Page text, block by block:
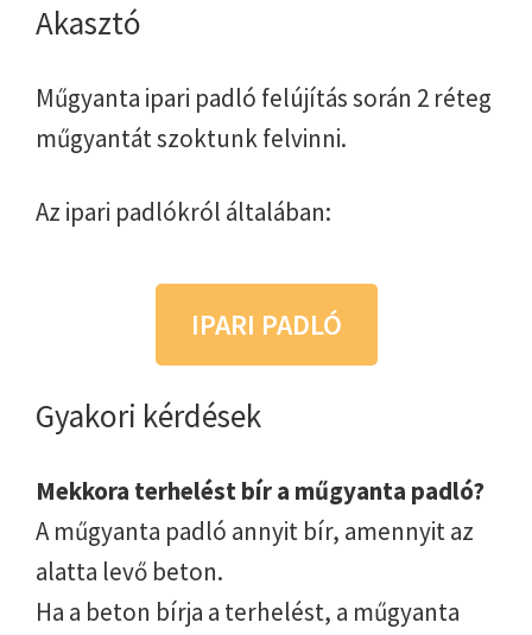
Akasztó
Műgyanta ipari padló felújítás során 2 réteg
műgyantát szoktunk felvinni.
Az ipari padlókról általában:
IPARI PADLÓ
Gyakori kérdések
Mekkora terhelést bír a műgyanta padló?
A műgyanta padló annyit bír, amennyit az
alatta levő beton.
Ha a beton bírja a terhelést, a műgyanta